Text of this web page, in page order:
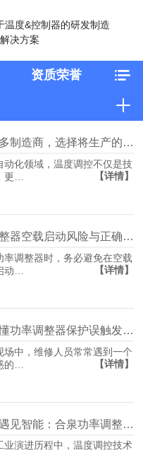
温度&控制器的研发制造
决方案
资质荣誉
为何众多制造商，选择将生产的“温度命脉”交由合泉？
动化领域，温度调控不仅是技
更…
【详情】
功率调整器空载启动风险与正确操作
率调整器时，务必避免在空载
动…
【详情】
一文读懂功率调整器保护误触发的破解之道
场中，维修人员常常遇到一个
的…
【详情】
当制造遇见智能：合泉功率调整器如何以自适应算法，重塑温控工艺边界
业演进历程中，温度调控技术